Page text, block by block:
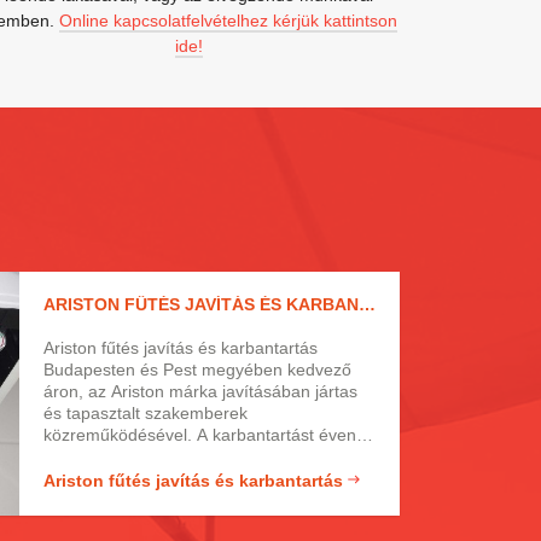
Online kapcsolatfelvételhez kérjük kattintson
ide!
ARISTON FŰTÉS JAVÍTÁS ÉS KARBANTARTÁS
Ariston fűtés javítás és karbantartás
Budapesten és Pest megyében kedvező
áron, az Ariston márka javításában jártas
és tapasztalt szakemberek
közreműködésével. A karbantartást évente
elvégeztetni, hiszen ezzel előzhetjük meg a
gazdaságosabban üzemeltethető, ha
Ariston fűtés javítás és karbantartás